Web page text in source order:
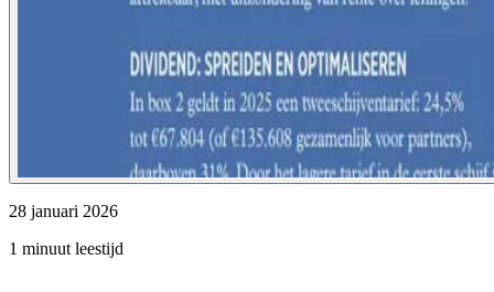
28 januari 2026
1 minuut leestijd